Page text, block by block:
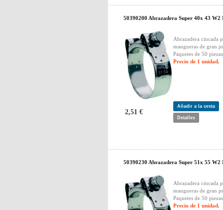
50390200 Abrazadera Super 40x 43 W2
Abrazadera cincada
mangueras de gran
Paquetes de 50
Precio de 1 unidad.
2,51 €
Añadir a la cesta
Detalles
50390230 Abrazadera Super 51x 55 W2
Abrazadera cincada
mangueras de gran
Paquetes de 50
Precio de 1 unidad.